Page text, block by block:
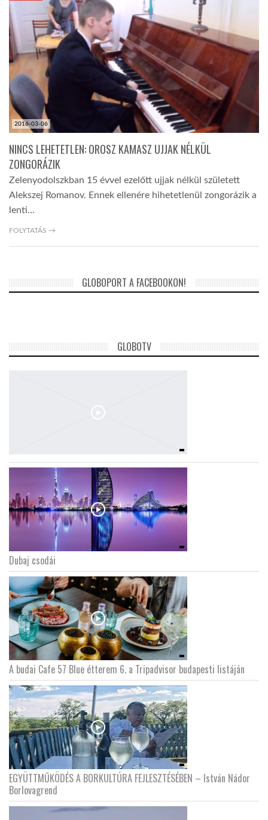
TROPICALMAGAZIN
GLOBOTV
AFRIKA TUDÁSTÁR
A NAP SZÉPE
LINKTR.EE
GLOBOZSARU
DOBRAVERO.HU
LATIMO.HU
2016-03-06
NINCS LEHETETLEN: OROSZ KAMASZ UJJAK NÉLKÜL
ZONGORÁZIK
Zelenyodolszkban 15 évvel ezelőtt ujjak nélkül született
Alekszej Romanov. Ennek ellenére hihetetlenül zongorázik a
lenti…
FOLYTATÁS →
GLOBOPORT A FACEBOOKON!
GLOBOTV
Dubaj csodái
A budai Cafe 57 Blue étterem 6. a Tripadvisor budapesti listáján
EGYÜTTMŰKÖDÉS A BORKULTÚRA FEJLESZTÉSÉBEN – István Nádor
Borlovagrend